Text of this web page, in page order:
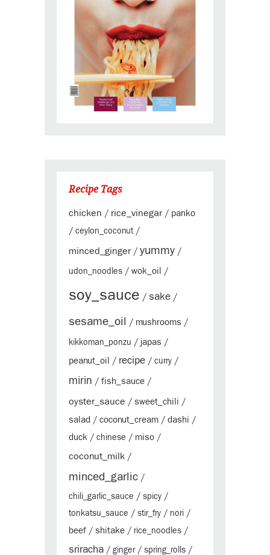
Recipe Tags
chicken / rice_vinegar/ panko
/ ceylon_coconut /
minced_ginger/ yummy /
udon_noodles / wok_oil /
soy_sauce / sake /
sesame_oil / mushrooms /
kikkoman_ponzu / japas /
peanut_oil / recipe / curry /
mirin / fish_sauce /
oyster_sauce / sweet_chili /
salad / coconut_cream / dashi /
duck / chinese / miso /
coconut_milk /
minced_garlic /
chili_garlic_sauce / spicy /
tonkatsu_sauce / stir_fry / nori /
beef / shitake / rice_noodles /
sriracha / ginger/ spring_rolls /